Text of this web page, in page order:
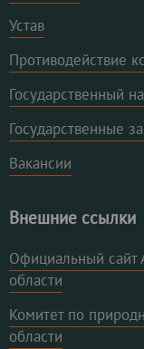
Устав
Противодействие
Государственный
Государственные
Вакансии
Внешние ссылки
Официальный сайт
области
Комитет по
области